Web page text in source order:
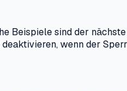
Beispiele sind der
wenn der